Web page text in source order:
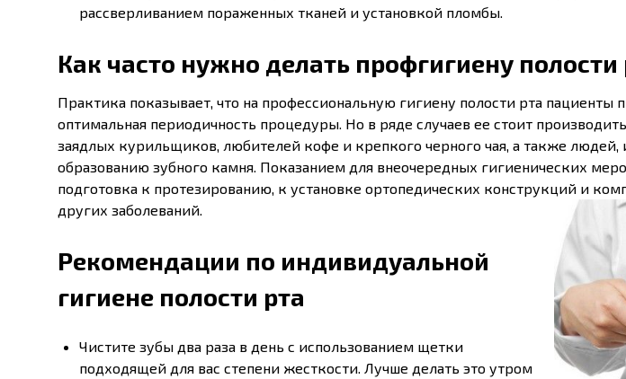
рассверливанием пораженных тканей и установкой пломбы.
Как часто нужно делать профгигиену полости
Практика показывает, что на профессиональную гигиену полости рта пациенты
оптимальная периодичность процедуры. Но в ряде случаев ее стоит
заядлых курильщиков, любителей кофе и крепкого черного чая, а также
образованию зубного камня. Показанием для внеочередных гигиенических
подготовка к протезированию, к установке ортопедических конструкций и
других заболеваний.
Рекомендации по индивидуальной
гигиене полости рта
Чистите зубы два раза в день с использованием щетки
подходящей для вас степени жесткости. Лучше делать это утром